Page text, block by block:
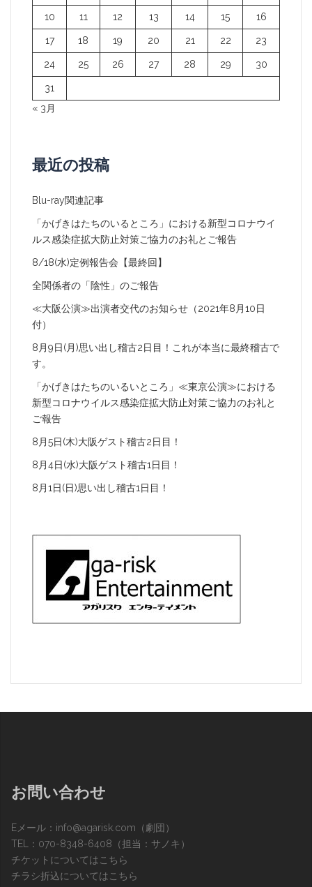
10 11 12 13 14 15 16
17 18 19 20 21 22 23
24 25 26 27 28 29 30
31
« 3月
最近の投稿
Blu-ray関連記事
「かげきはたちのいるところ」における新型コロナウイ
ルス感染症拡大防止対策ご協力のお礼とご報告
8/18(水)定例報告会【最終回】
全関係者の「陰性」のご報告
≪大阪公演≫出演者交代のお知らせ（2021年8月10日
付）
8月9日(月)思い出し稽古2日目！これが本当に最終稽古で
す。
「かげきはたちのいるいところ」≪東京公演≫における
新型コロナウイルス感染症拡大防止対策ご協力のお礼と
ご報告
8月5日(木)大阪ゲスト稽古2日目！
8月4日(水)大阪ゲスト稽古1日目！
8月1日(日)思い出し稽古1日目！
お問い合わせ
Eメール： info@agarisk.com （劇団）
TEL：070-8348-6408（担当：サノキ）
チケットについてはこちら
チラシ折込についてはこちら